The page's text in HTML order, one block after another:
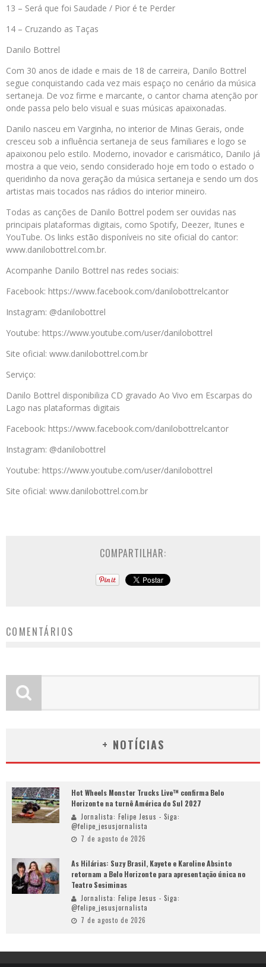
13 – Será que foi Saudade / Pior é te Perder
14 – Cruzando as Taças
Danilo Bottrel
Com 30 anos de idade e mais de 18 de carreira, Danilo Bottrel
segue conquistando cada vez mais espaço no cenário da música
sertaneja. De voz firme e marcante, o cantor chama atenção por
onde passa pelo belo visual e suas músicas apaixonadas.
Danilo nasceu em Varginha, no interior de Minas Gerais, onde
cresceu sob a influência sertaneja de seus familiares e logo se
apaixonou pelo estilo. Moderno, inovador e carismático, Danilo já
mostra a que veio, sendo considerado hoje em todo o estado o
queridinho da nova geração da música sertaneja e sendo um dos
artistas mais tocados nas rádios do interior mineiro.
Todas as canções de Danilo Bottrel podem ser ouvidas nas
principais plataformas digitais, como Spotify, Deezer, Itunes e
YouTube. Os links estão disponíveis no site oficial do cantor:
www.danilobottrel.com.br.
Acompanhe Danilo Bottrel nas redes sociais:
Facebook: https://www.facebook.com/danilobottrelcantor
Instagram: @danilobottrel
Youtube: https://www.youtube.com/user/danilobottrel
Site oficial: www.danilobottrel.com.br
Serviço:
Danilo Bottrel disponibiliza CD gravado Ao Vivo em Escarpas do
Lago nas plataformas digitais
Facebook: https://www.facebook.com/danilobottrelcantor
Instagram: @danilobottrel
Youtube: https://www.youtube.com/user/danilobottrel
Site oficial: www.danilobottrel.com.br
COMPARTILHAR:
COMENTÁRIOS
+ NOTÍCIAS
Hot Wheels Monster Trucks Live™ confirma Belo
Horizonte na turnê América do Sul 2027
Jornalista: Felipe Jesus - Siga:
@felipe_jesusjornalista
7 de agosto de 2026
As Hilárias: Suzy Brasil, Kayete e Karoline Absinto
retornam a Belo Horizonte para apresentação única no
Teatro Sesiminas
Jornalista: Felipe Jesus - Siga:
@felipe_jesusjornalista
7 de agosto de 2026